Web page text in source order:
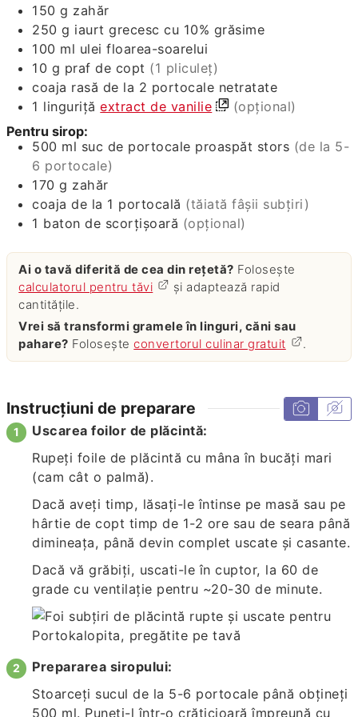
150 g zahăr
250 g iaurt grecesc cu 10% grăsime
100 ml ulei floarea-soarelui
10 g praf de copt (1 pliculeț)
coaja rasă de la 2 portocale netratate
1 linguriță extract de vanilie
(opțional)
Pentru sirop:
500 ml suc de portocale proaspăt stors (de la 5-
6 portocale)
170 g zahăr
coaja de la 1 portocală (tăiată fâșii subțiri)
1 baton de scorțișoară (opțional)
Ai o tavă diferită de cea din rețetă? Folosește
calculatorul pentru tăvi
și adaptează rapid
cantitățile.
Vrei să transformi gramele în linguri, căni sau
pahare? Foloseșteconvertorul culinar gratuit .
Instrucțiuni de preparare
Uscarea foilor de plăcintă:
Rupeți foile de plăcintă cu mâna în bucăți mari
(cam cât o palmă).
Dacă aveți timp, lăsați-le întinse pe masă sau pe
hârtie de copt timp de 1-2 ore sau de seara până
dimineața, până devin complet uscate și casante.
Dacă vă grăbiți, uscati-le în cuptor, la 60 de
grade cu ventilație pentru ~20-30 de minute.
Prepararea siropului:
Stoarceți sucul de la 5-6 portocale până obțineți
500 ml. Puneți-l într-o crăticioară împreună cu